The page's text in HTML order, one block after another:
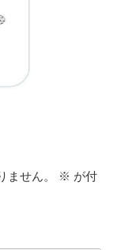
ません。 ※ が付